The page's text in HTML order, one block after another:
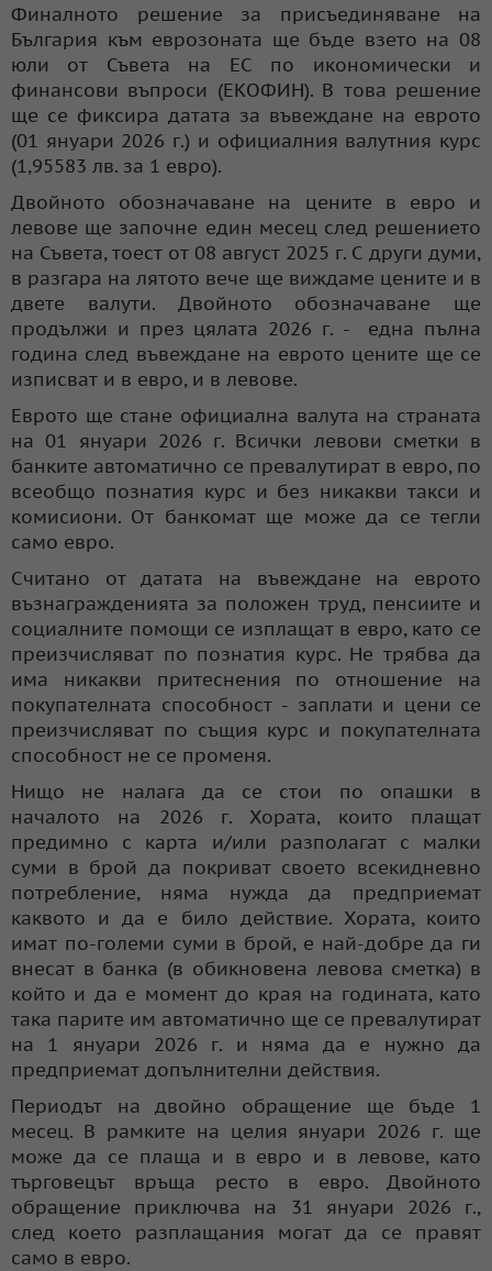
Финалното решение за присъединяване на
България към еврозоната ще бъде взето на 08
юли от Съвета на ЕС по икономически и
финансови въпроси (ЕКОФИН). В това решение
ще се фиксира датата за въвеждане на еврото
(01 януари 2026 г.) и официалния валутния курс
(1,95583 лв. за 1 евро).
Двойното обозначаване на цените в евро и
левове ще започне един месец след решението
на Съвета, тоест от 08 август 2025 г. С други думи,
в разгара на лятото вече ще виждаме цените и в
двете валути. Двойното обозначаване ще
продължи и през цялата 2026 г. - една пълна
година след въвеждане на еврото цените ще се
изписват и в евро, и в левове.
Еврото ще стане официална валута на страната
на 01 януари 2026 г. Всички левови сметки в
банките автоматично се превалутират в евро, по
всеобщо познатия курс и без никакви такси и
комисиони. От банкомат ще може да се тегли
само евро.
Считано от датата на въвеждане на еврото
възнагражденията за положен труд, пенсиите и
социалните помощи се изплащат в евро, като се
преизчисляват по познатия курс. Не трябва да
има никакви притеснения по отношение на
покупателната способност - заплати и цени се
преизчисляват по същия курс и покупателната
способност не се променя.
Нищо не налага да се стои по опашки в
началото на 2026 г. Хората, които плащат
предимно с карта и/или разполагат с малки
суми в брой да покриват своето всекидневно
потребление, няма нужда да предприемат
каквото и да е било действие. Хората, които
имат по-големи суми в брой, е най-добре да ги
внесат в банка (в обикновена левова сметка) в
който и да е момент до края на годината, като
така парите им автоматично ще се превалутират
на 1 януари 2026 г. и няма да е нужно да
предприемат допълнителни действия.
Периодът на двойно обращение ще бъде 1
месец. В рамките на целия януари 2026 г. ще
може да се плаща и в евро и в левове, като
търговецът връща ресто в евро. Двойното
обращение приключва на 31 януари 2026 г.,
след което разплащания могат да се правят
само в евро.